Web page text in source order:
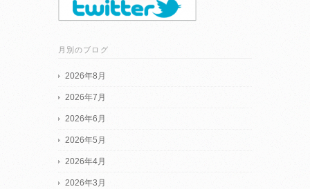
月別のブログ
2026年8月
2026年7月
2026年6月
2026年5月
2026年4月
2026年3月